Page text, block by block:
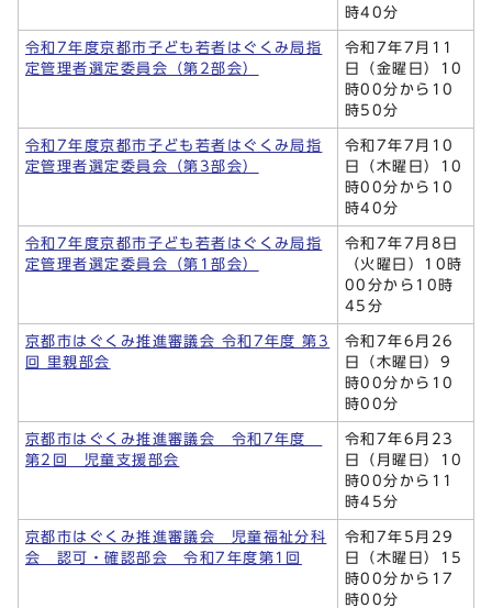
時40分
令和7年度京都市子ども若者はぐくみ局指
定管理者選定委員会（第2部会）
令和7年7月11
日（金曜日）10
時00分から10
時50分
令和7年度京都市子ども若者はぐくみ局指
定管理者選定委員会（第3部会）
令和7年7月10
日（木曜日）10
時00分から10
時40分
令和7年度京都市子ども若者はぐくみ局指
定管理者選定委員会（第1部会）
令和7年7月8日
（火曜日）10時
00分から10時
45分
京都市はぐくみ推進審議会 令和7年度 第3
回 里親部会
令和7年6月26
日（木曜日）9
時00分から10
時00分
京都市はぐくみ推進審議会 令和7年度
第2回 児童支援部会
令和7年6月23
日（月曜日）10
時00分から11
時45分
京都市はぐくみ推進審議会 児童福祉分科
会 認可・確認部会 令和7年度第1回
令和7年5月29
日（木曜日）15
時00分から17
時00分